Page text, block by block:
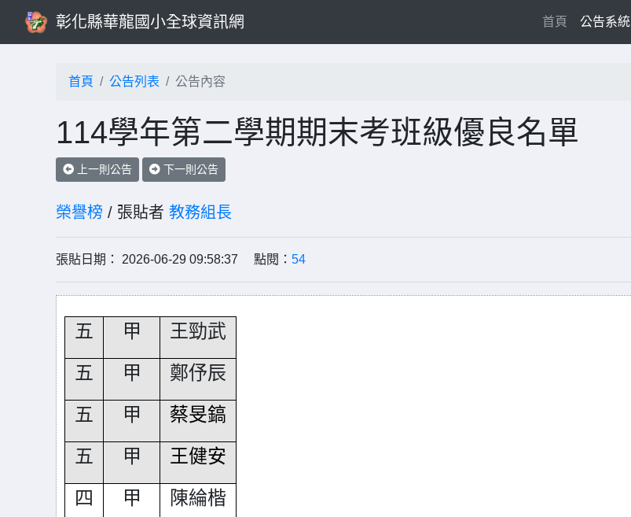
彰化縣華龍國小全球資訊網 首頁 (current)
公告系統
首頁 公告列表 公告內容
114學年第二學期期末考班級優良名單
上一則公告 下一則公告
榮譽榜 / 張貼者 教務組長
張貼日期： 2026-06-29 09:58:37 點閱： 54
五 甲 王勁武
五 甲 鄭伃辰
五 甲 蔡旻鎬
五 甲 王健安
四 甲 陳綸楷